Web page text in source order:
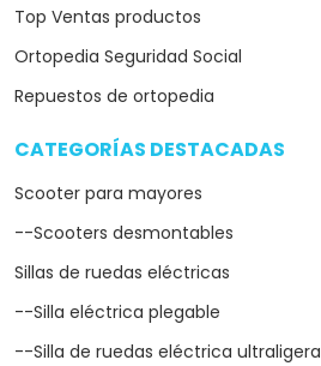
Top Ventas productos
Ortopedia Seguridad Social
Repuestos de ortopedia
CATEGORÍAS DESTACADAS
Scooter para mayores
--Scooters desmontables
Sillas de ruedas eléctricas
--Silla eléctrica plegable
--Silla de ruedas eléctrica ultraligera